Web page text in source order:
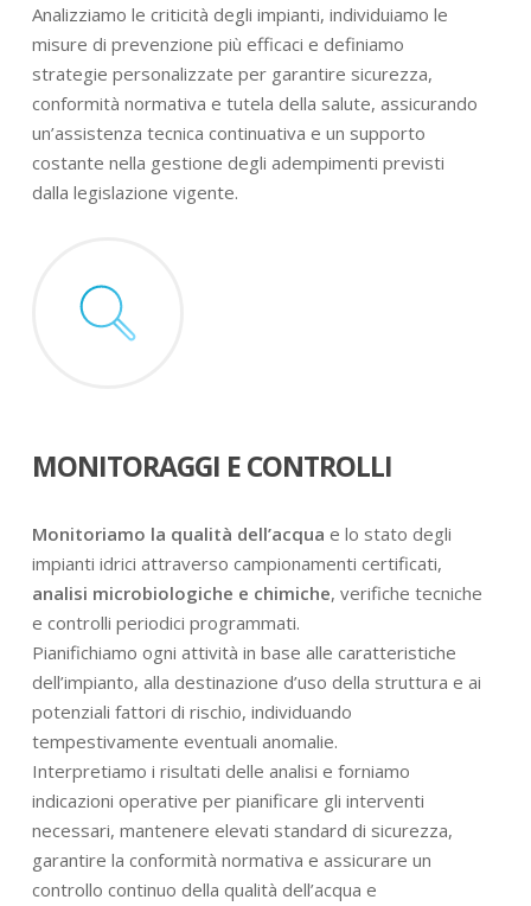
Analizziamo le criticità degli impianti, individuiamo le
misure di prevenzione più efficaci e definiamo
strategie personalizzate per garantire sicurezza,
conformità normativa e tutela della salute, assicurando
un’assistenza tecnica continuativa e un supporto
costante nella gestione degli adempimenti previsti
dalla legislazione vigente.
MONITORAGGI E CONTROLLI
Monitoriamo la qualità dell’acqua e lo stato degli
impianti idrici attraverso campionamenti certificati,
analisi microbiologiche e chimiche, verifiche tecniche
e controlli periodici programmati.
Pianifichiamo ogni attività in base alle caratteristiche
dell’impianto, alla destinazione d’uso della struttura e ai
potenziali fattori di rischio, individuando
tempestivamente eventuali anomalie.
Interpretiamo i risultati delle analisi e forniamo
indicazioni operative per pianificare gli interventi
necessari, mantenere elevati standard di sicurezza,
garantire la conformità normativa e assicurare un
controllo continuo della qualità dell’acqua e